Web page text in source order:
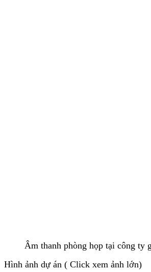
Âm thanh phòng họp tại công ty
Hình ảnh dự án ( Click xem ảnh lớn)